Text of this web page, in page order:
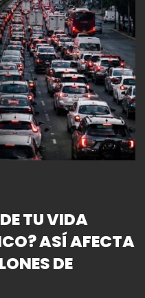
TU VIDA
ASÍ AFECTA
DE